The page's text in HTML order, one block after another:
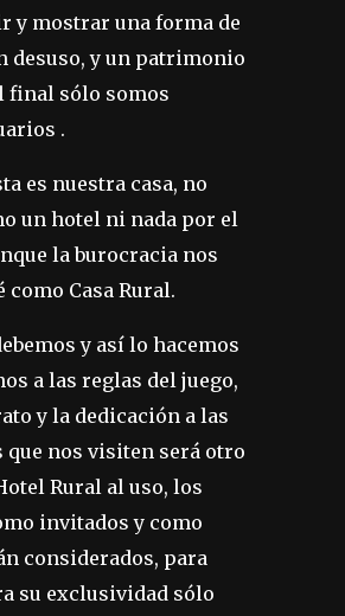
y mostrar una forma de
desuso, y un patrimonio
final sólo somos
.
es nuestra casa, no
un hotel ni nada por el
la burocracia nos
como Casa Rural.
y así lo hacemos
a las reglas del juego,
y la dedicación a las
que nos visiten será otro
Rural al uso, los
invitados y como
considerados, para
su exclusividad sólo